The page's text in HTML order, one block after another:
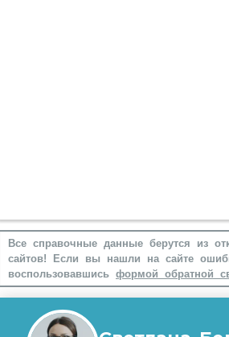
Все справочные данные берутся из
сайтов! Если вы нашли на сайте
воспользовавшись формой обратной